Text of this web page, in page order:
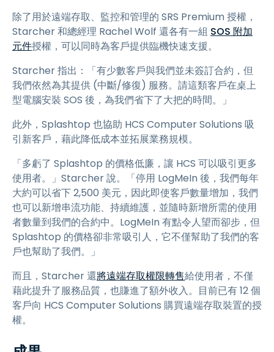
除了用於遠端存取、監控和管理的 SRS Premium 授權，
Starcher 和總經理 Rachel Wolf 還各有一組 SOS 附加
元件授權，可以同時為客戶提供臨機快速支援。
Starcher 指出：「有少數客戶與我們並未簽訂合約，但
我們依然為其提供 (中斷/修復) 服務。請這類客戶在桌上
型電腦安裝 SOS 後，為我們省下了大把的時間。」
此外，Splashtop 也協助 HCS Computer Solutions 吸
引新客戶，藉此降低成本並拓展業務規模。
「多虧了 Splashtop 的價格低廉，讓 HCS 可以吸引更多
使用者。」Starcher 說。「停用 LogMeIn 後，我們每年
大約可以省下 2,500 美元，因此即使客戶數量增加，我們
也可以新增串流功能、持續維護，並隨時新增所需的使用
者數量到我們的合約中。LogMeIn 有點令人望而卻步，但
Splashtop 的價格卻非常吸引人，它不僅幫助了我們的客
戶也幫助了我們。」
而且，Starcher 還將遠端存取權限轉售給使用者，不僅
藉此提升了服務品質，也賺進了額外收入。目前已有 12 個
客戶向 HCS Computer Solutions 購買遠端存取裝置的授
權。